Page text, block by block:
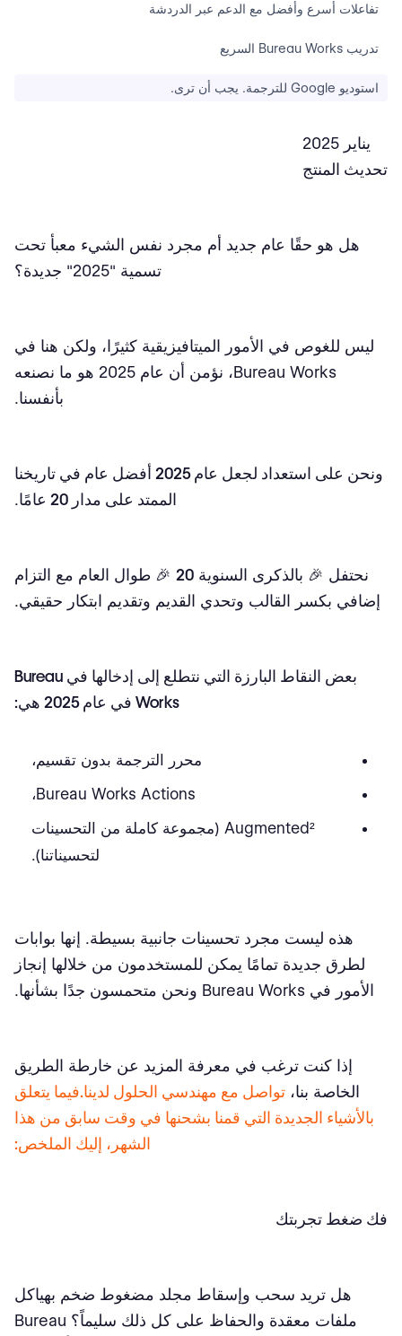
تفاعلات أسرع وأفضل مع الدعم عبر الدردشة
تدريب Bureau Works السريع
استوديو Google للترجمة. يجب أن ترى.
يناير 2025
تحديث المنتج
هل هو حقًا عام جديد أم مجرد نفس الشيء معبأ تحت
تسمية "2025" جديدة؟
ليس للغوص في الأمور الميتافيزيقية كثيرًا، ولكن هنا في
Bureau Works، نؤمن أن عام 2025 هو ما نصنعه
بأنفسنا.
ونحن على استعداد لجعل عام 2025 أفضل عام في تاريخنا
الممتد على مدار 20 عامًا
.
نحتفل 🎉 بالذكرى السنوية 20 🎉 طوال العام مع التزام
إضافي بكسر القالب وتحدي القديم وتقديم ابتكار حقيقي.
بعض النقاط البارزة التي نتطلع إلى إدخالها في Bureau
Works في عام 2025 هي:
محرر الترجمة بدون تقسيم،
Bureau Works Actions،
Augmented² (مجموعة كاملة من التحسينات
لتحسيناتنا).
هذه ليست مجرد تحسينات جانبية بسيطة. إنها بوابات
لطرق جديدة تمامًا يمكن للمستخدمون من خلالها إنجاز
الأمور في Bureau Works ونحن متحمسون جدًا بشأنها.
إذا كنت ترغب في معرفة المزيد عن خارطة الطريق
الخاصة بنا، تواصل مع مهندسي الحلول لدينا.فيما يتعلق
بالأشياء الجديدة التي قمنا بشحنها في وقت سابق من هذا
الشهر، إليك الملخص:
فك ضغط تجربتك
هل تريد سحب وإسقاط مجلد مضغوط ضخم بهياكل
ملفات معقدة والحفاظ على كل ذلك سليماً؟ Bureau